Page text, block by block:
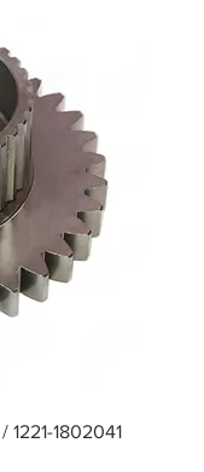
1221-1802041